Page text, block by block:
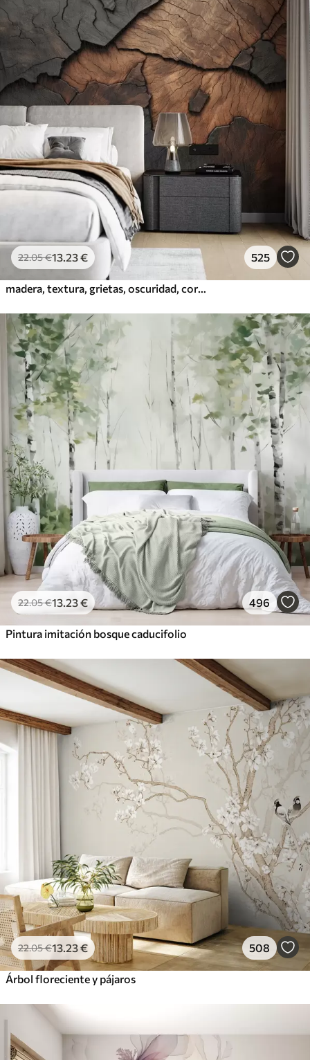
22.05€13.23€ 525
madera, textura, grietas, oscuridad, corteza, superficie
22.05€13.23€ 496
Pintura imitación bosque caducifolio
22.05€13.23€ 508
Árbol floreciente y pájaros